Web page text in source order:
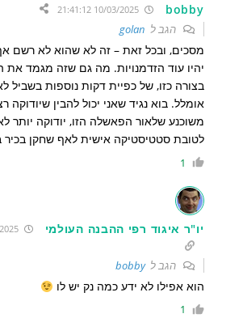
bobby
הגב ל golan
מסכים, ובכל זאת – זה לא שהוא לא רשם
יהיו עוד הזדמנויות. מה גם שזה מגמד את
בצורה כזו, של כפיית דקות נוספות בשביל
אומלל. בוא נגיד שאני יכול להבין שיודוקה
משוכנע שלאור הפאשלה הזו, יודוקה יותר
לטובת סטטיסטיקה אישית לאף שחקן
1
יו"ר איגוד רפי ההבנה העולמי 10/03/2025 21:51:20
הגב לbobby
הוא אפילו לא ידע כמה נק יש לו
1